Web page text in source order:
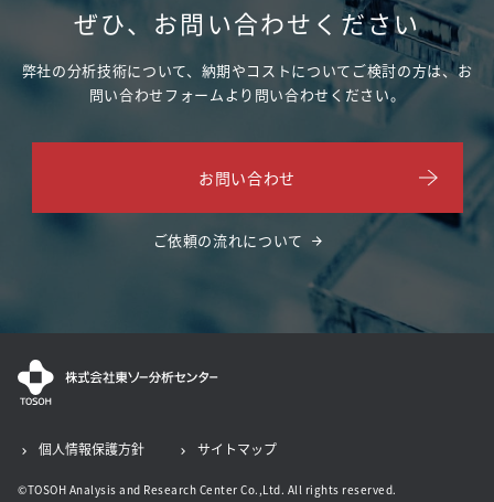
ぜひ、お問い合わせください
弊社の分析技術について、納期やコストについてご検討の方は、お
問い合わせフォームより問い合わせください。
お問い合わせ
ご依頼の流れについて
個人情報保護方針 サイトマップ
©TOSOH Analysis and Research Center Co.,Ltd. All rights reserved.